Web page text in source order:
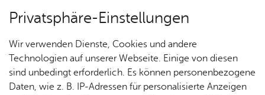
Kul­tur­bü­ro
Privatsphäre-Einstellungen
Wir verwenden Dienste, Cookies und andere
Technologien auf unserer Webseite. Einige von diesen
sind unbedingt erforderlich. Es können personenbezogene
Daten, wie z. B. IP-Adressen für personalisierte Anzeigen